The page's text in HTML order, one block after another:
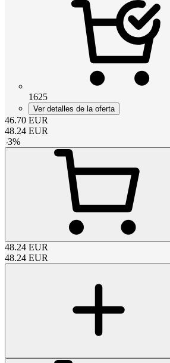
1625
Ver detalles de la oferta
46.70 EUR
48.24 EUR
-3%
48.24 EUR
48.24 EUR